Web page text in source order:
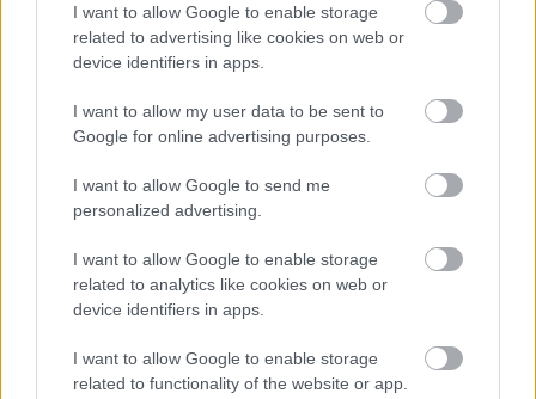
I want to allow Google to enable storage
related to advertising like cookies on web or
device identifiers in apps.
I want to allow my user data to be sent to
Google for online advertising purposes.
I want to allow Google to send me
personalized advertising.
I want to allow Google to enable storage
related to analytics like cookies on web or
device identifiers in apps.
I want to allow Google to enable storage
related to functionality of the website or app.
Borsodi Amber Ale